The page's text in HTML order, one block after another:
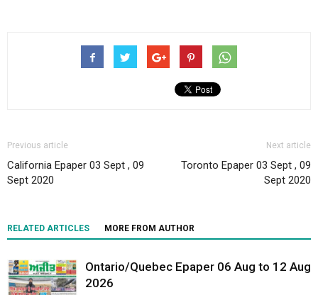
Previous article
California Epaper 03 Sept , 09
Sept 2020
Next article
Toronto Epaper 03 Sept , 09
Sept 2020
RELATED ARTICLES MORE FROM AUTHOR
Ontario/Quebec Epaper 06 Aug to 12 Aug
2026